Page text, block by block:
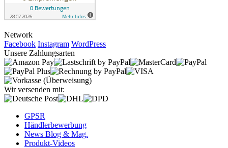
Network
Facebook Instagram WordPress
Unsere Zahlungsarten
Wir versenden mit:
GPSR
Händlerbewerbung
News Blog & Mag.
Produkt-Videos